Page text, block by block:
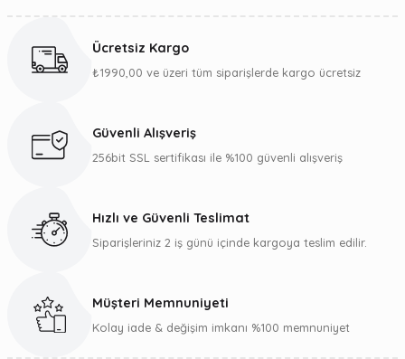
Görüş ve önerileriniz için teşekkür ederiz.
Ürün bilgilerinde hatalar bulunuyor.
Gönder
Ücretsiz Kargo
₺1990,00 ve üzeri tüm siparişlerde kargo ücretsiz
Güvenli Alışveriş
256bit SSL sertifikası ile %100 güvenli alışveriş
Hızlı ve Güvenli Teslimat
Siparişleriniz 2 iş günü içinde kargoya teslim edilir.
Müşteri Memnuniyeti
Kolay iade & değişim imkanı %100 memnuniyet